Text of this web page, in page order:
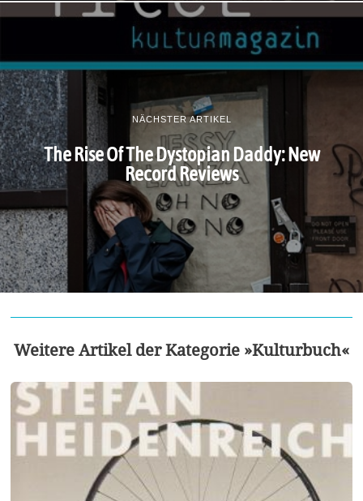
NÄCHSTER ARTIKEL
The Rise Of The Dystopian Daddy: New
Record Reviews
Weitere Artikel der Kategorie »Kulturbuch«